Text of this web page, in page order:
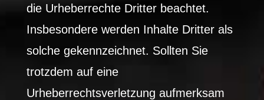
die Urheberrechte Dritter beachtet.
Insbesondere werden Inhalte Dritter als
solche gekennzeichnet. Sollten Sie
trotzdem auf eine
Urheberrechtsverletzung aufmerksam